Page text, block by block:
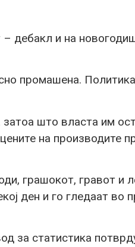
дебакл и на
промашена.
затоа што власта им
на производите
грашокот, гравот и
ден и го гледаат во
за статистика